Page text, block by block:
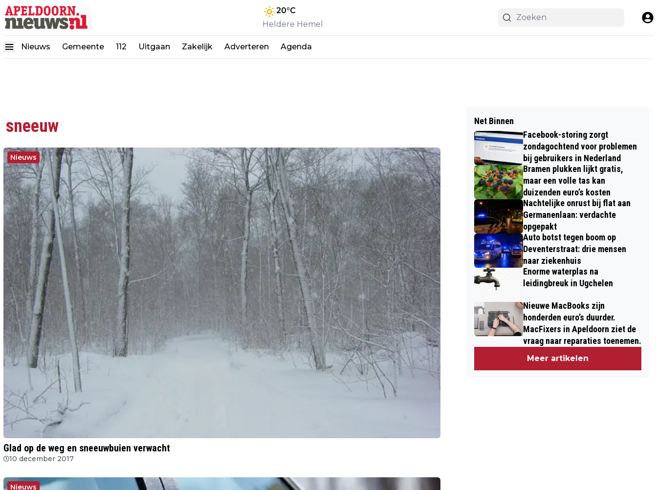
20°C
Heldere Hemel
Nieuws Gemeente 112 Uitgaan Zakelijk Adverteren Agenda
sneeuw
Nieuws
Glad op de weg en sneeuwbuien verwacht
10 december 2017
Nieuws
Net Binnen
Facebook-storing zorgt
zondagochtend voor problemen
bij gebruikers in Nederland
Bramen plukken lijkt gratis,
maar een volle tas kan
duizenden euro’s kosten
Nachtelijke onrust bij flat aan
Germanenlaan: verdachte
opgepakt
Auto botst tegen boom op
Deventerstraat: drie mensen
naar ziekenhuis
Enorme waterplas na
leidingbreuk in Ugchelen
Nieuwe MacBooks zijn
honderden euro’s duurder.
MacFixers in Apeldoorn ziet de
vraag naar reparaties toenemen.
Meer artikelen